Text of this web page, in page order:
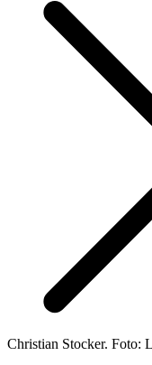
Christian Stocker. Foto: